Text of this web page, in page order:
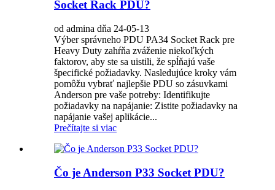
Socket Rack PDU?
od admina dňa 24-05-13
Výber správneho PDU PA34 Socket Rack pre
Heavy Duty zahŕňa zváženie niekoľkých
faktorov, aby ste sa uistili, že spĺňajú vaše
špecifické požiadavky. Nasledujúce kroky vám
pomôžu vybrať najlepšie PDU so zásuvkami
Anderson pre vaše potreby: Identifikujte
požiadavky na napájanie: Zistite požiadavky na
napájanie vašej aplikácie...
Prečítajte si viac
Čo je Anderson P33 Socket PDU?